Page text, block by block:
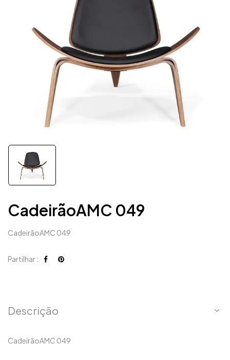
CadeirãoAMC 049
CadeirãoAMC 049
Partilhar :
Descrição
CadeirãoAMC 049